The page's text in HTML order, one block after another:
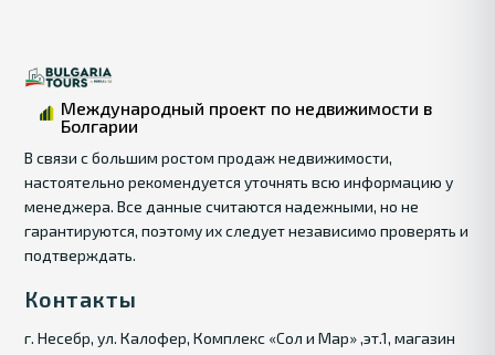
Международный проект по недвижимости в
Болгарии
В связи с большим ростом продаж недвижимости,
настоятельно рекомендуется уточнять всю информацию у
менеджера. Все данные считаются надежными, но не
гарантируются, поэтому их следует независимо проверять и
подтверждать.
Контакты
г. Несебр, ул. Калофер, Комплекс «Сол и Мар» ,эт.1, магазин